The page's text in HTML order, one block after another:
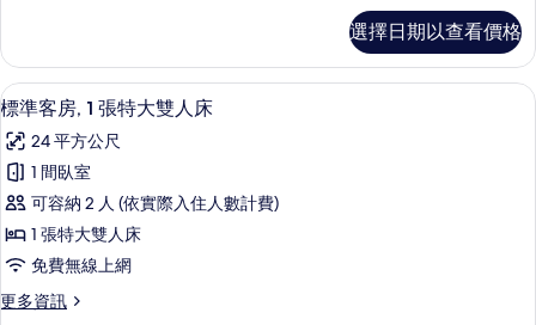
大
雙
人
床,
無
障
礙
的
所
客
房,
1
特
大
人
床,
無
障
礙
選擇日期以查看價格
顯
示
標
準
客
房,
張
低過敏寢具、客房內保險箱、書桌、
5
標準客房, 1 張特大雙人床
24 平方公尺
1 間臥室
可容納 2 人 (依實際入住人數計費)
1 張特大雙人床
免費無線上網
更多資訊
更